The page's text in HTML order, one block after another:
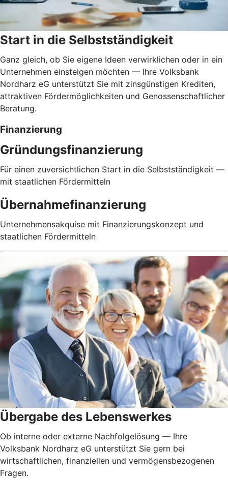
Start in die Selbstständigkeit
Ganz gleich, ob Sie eigene Ideen verwirklichen oder in ein
Unternehmen einsteigen möchten — Ihre Volksbank
Nordharz eG unterstützt Sie mit zinsgünstigen Krediten,
attraktiven Fördermöglichkeiten und Genossenschaftlicher
Beratung.
Finanzierung
Gründungsfinanzierung
Für einen zuversichtlichen Start in die Selbstständigkeit —
mit staatlichen Fördermitteln
Übernahmefinanzierung
Unternehmensakquise mit Finanzierungskonzept und
staatlichen Fördermitteln
Übergabe des Lebenswerkes
Ob interne oder externe Nachfolgelösung — Ihre
Volksbank Nordharz eG unterstützt Sie gern bei
wirtschaftlichen, finanziellen und vermögensbezogenen
Fragen.